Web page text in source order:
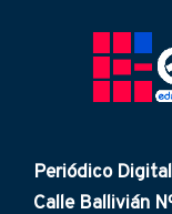
Periódico
Calle Ballivián